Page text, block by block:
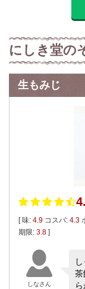
にしき堂の
生もみじ
[ 味: 4.9 コスパ: 4.3
期限: 3.8 ]
しなさん
茶